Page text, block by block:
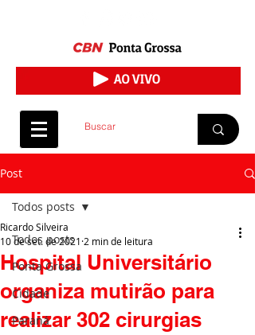
Post
Todos posts
Ponta Grossa
Cidade
Paraná
Todos posts
Hospital Universitário
organiza mutirão para
realizar 302 cirurgias
Ricardo Silveira
10 de set. de 2021 2 min de leitura